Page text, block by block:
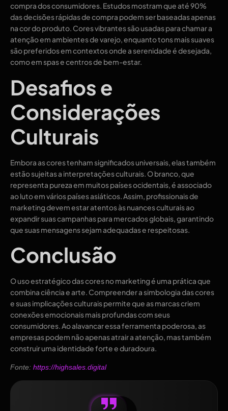
compra dos consumidores. Estudos mostram que até 90%
das decisões rápidas de compra podem ser baseadas apenas
na cor do produto. Cores vibrantes são usadas para chamar a
atenção em ambientes de varejo, enquanto tons mais suaves
são preferidos em contextos onde a serenidade é desejada,
como em spas e centros de bem-estar.
Desafios e
Considerações
Culturais
Embora as cores tenham significados universais, elas também
estão sujeitas a interpretações culturais. O branco, que
representa pureza em muitos países ocidentais, é associado
ao luto em vários países asiáticos. Assim, profissionais de
marketing devem estar atentos às nuances culturais ao
expandir suas campanhas para mercados globais, garantindo
que suas mensagens sejam adequadas e respeitosas.
Conclusão
O uso estratégico das cores no marketing é uma prática que
combina ciência e arte. Compreender a simbologia das cores
e suas implicações culturais permite que as marcas criem
conexões emocionais mais profundas com seus
consumidores. Ao alavancar essa ferramenta poderosa, as
empresas podem não apenas atrair a atenção, mas também
construir uma identidade forte e duradoura.
Fonte: https://highsales.digital